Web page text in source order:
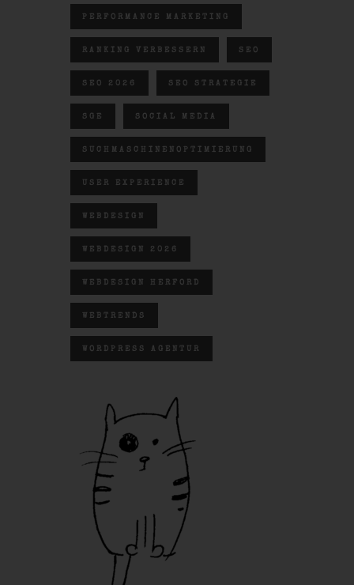
PERFORMANCE MARKETING
RANKING VERBESSERN SEO
SEO 2026 SEO STRATEGIE
SGE SOCIAL MEDIA
SUCHMASCHINENOPTIMIERUNG
USER EXPERIENCE
WEBDESIGN
WEBDESIGN 2026
WEBDESIGN HERFORD
WEBTRENDS
WORDPRESS AGENTUR